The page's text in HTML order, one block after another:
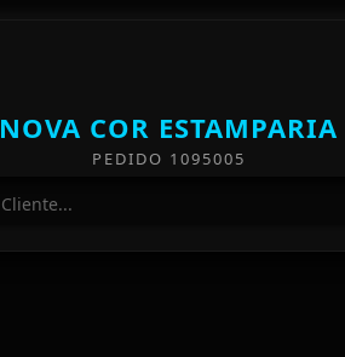
NOVA COR ESTAMPARIA
PEDIDO 1095005